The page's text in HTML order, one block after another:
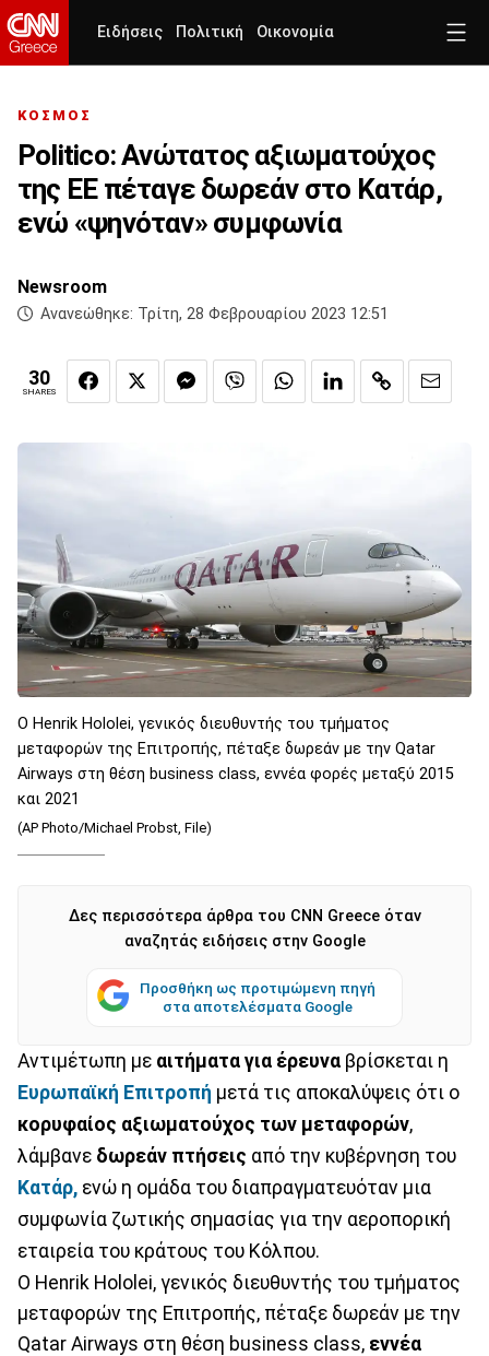
Ειδήσεις Πολιτική Οικονομία
ΚΟΣΜΟΣ
Politico: Ανώτατος αξιωματούχος
της ΕΕ πέταγε δωρεάν στο Κατάρ,
ενώ «ψηνόταν» συμφωνία
Newsroom
Ανανεώθηκε: Τρίτη, 28 Φεβρουαρίου 2023 12:51
30
SHARES
Ο Henrik Hololei, γενικός διευθυντής του τμήματος
μεταφορών της Επιτροπής, πέταξε δωρεάν με την Qatar
Airways στη θέση business class, εννέα φορές μεταξύ 2015
και 2021
(AP Photo/Michael Probst, File)
Δες περισσότερα άρθρα του CNN Greece όταν
αναζητάς ειδήσεις στην Google
Προσθήκη ως προτιμώμενη πηγή
στα αποτελέσματα Google
Αντιμέτωπη με αιτήματα για έρευνα βρίσκεται η
Ευρωπαϊκή Επιτροπή μετά τις αποκαλύψεις ότι ο
κορυφαίος αξιωματούχος των μεταφορών,
λάμβανε δωρεάν πτήσεις από την κυβέρνηση του
Κατάρ, ενώ η ομάδα του διαπραγματευόταν μια
συμφωνία ζωτικής σημασίας για την αεροπορική
εταιρεία του κράτους του Κόλπου.
Ο Henrik Hololei, γενικός διευθυντής του τμήματος
μεταφορών της Επιτροπής, πέταξε δωρεάν με την
Qatar Airways στη θέση business class, εννέα